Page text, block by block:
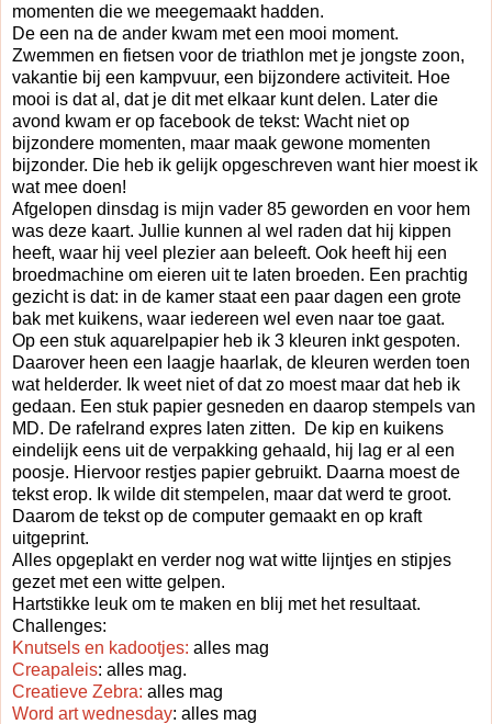
momenten die we meegemaakt hadden.
De een na de ander kwam met een mooi moment.
Zwemmen en fietsen voor de triathlon met je jongste zoon,
vakantie bij een kampvuur, een bijzondere activiteit. Hoe
mooi is dat al, dat je dit met elkaar kunt delen. Later die
avond kwam er op facebook de tekst: Wacht niet op
bijzondere momenten, maar maak gewone momenten
bijzonder. Die heb ik gelijk opgeschreven want hier moest ik
wat mee doen!
Afgelopen dinsdag is mijn vader 85 geworden en voor hem
was deze kaart. Jullie kunnen al wel raden dat hij kippen
heeft, waar hij veel plezier aan beleeft. Ook heeft hij een
broedmachine om eieren uit te laten broeden. Een prachtig
gezicht is dat: in de kamer staat een paar dagen een grote
bak met kuikens, waar iedereen wel even naar toe gaat.
Op een stuk aquarelpapier heb ik 3 kleuren inkt gespoten.
Daarover heen een laagje haarlak, de kleuren werden toen
wat helderder. Ik weet niet of dat zo moest maar dat heb ik
gedaan. Een stuk papier gesneden en daarop stempels van
MD. De rafelrand expres laten zitten. De kip en kuikens
eindelijk eens uit de verpakking gehaald, hij lag er al een
poosje. Hiervoor restjes papier gebruikt. Daarna moest de
tekst erop. Ik wilde dit stempelen, maar dat werd te groot.
Daarom de tekst op de computer gemaakt en op kraft
uitgeprint.
Alles opgeplakt en verder nog wat witte lijntjes en stipjes
gezet met een witte gelpen.
Hartstikke leuk om te maken en blij met het resultaat.
Challenges:
Knutsels en kadootjes: alles mag
Creapaleis: alles mag.
Creatieve Zebra: alles mag
Word art wednesday: alles mag